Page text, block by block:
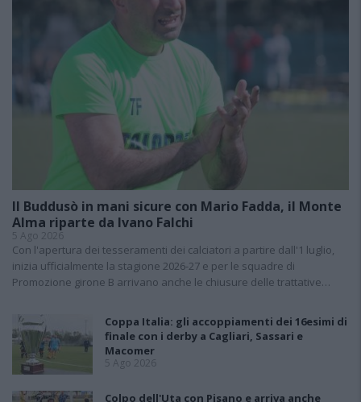
Il Buddusò in mani sicure con Mario Fadda, il Monte
Alma riparte da Ivano Falchi
5 Ago 2026
Con l'apertura dei tesseramenti dei calciatori a partire dall'1 luglio,
inizia ufficialmente la stagione 2026-27 e per le squadre di
Promozione girone B arrivano anche le chiusure delle trattative…
Coppa Italia: gli accoppiamenti dei 16esimi di
finale con i derby a Cagliari, Sassari e
Macomer
5 Ago 2026
Colpo dell'Uta con Pisano e arriva anche